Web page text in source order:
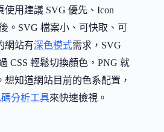
使用建議 SVG 優先、Icon
。SVG 檔案小、可快取、可
網站有深色模式需求，SVG
CSS 輕鬆切換顏色，PNG 就
想知道網站目前的色系配置，
分析工具來快速檢視。